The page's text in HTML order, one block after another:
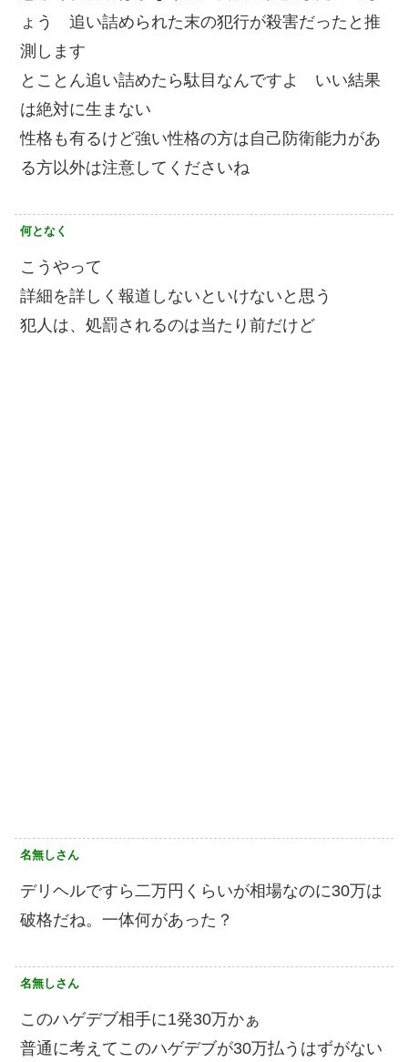
ょう 追い詰められた末の犯行が殺害だったと推
測します
とことん追い詰めたら駄目なんですよ いい結果
は絶対に生まない
性格も有るけど強い性格の方は自己防衛能力があ
る方以外は注意してくださいね
何となく
こうやって
詳細を詳しく報道しないといけないと思う
犯人は、処罰されるのは当たり前だけど
名無しさん
デリヘルですら二万円くらいが相場なのに30万は
破格だね。一体何があった？
名無しさん
このハゲデブ相手に1発30万かぁ
普通に考えてこのハゲデブが30万払うはずがない